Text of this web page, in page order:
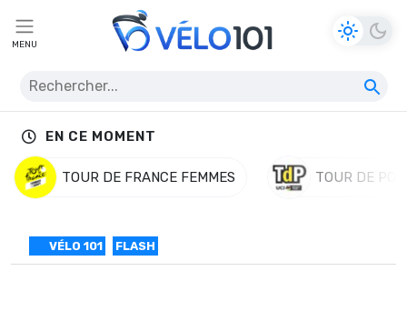
MENU
EN CE MOMENT
TOUR DE FRANCE FEMMES TOUR DE
VÉLO 101 FLASH